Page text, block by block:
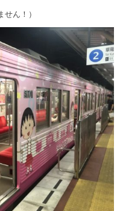
ん！）